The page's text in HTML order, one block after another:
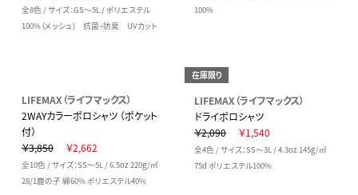
全8色 / サイズ：GS～5L / ポリエステル
100%（メッシュ) 抗菌・防臭 UVカット
100%
LIFEMAX（ライフマックス）
2WAYカラーポロシャツ （ポケット
付）
￥3,850
￥2,662
全10色 / サイズ：SS～5L / 6.5oz 220g/㎡
28/1鹿の子 綿60% ポリエステル40%
在庫限り
LIFEMAX（ライフマックス）
ドライポロシャツ
￥2,090
￥1,540
全4色 / サイズ：SS～3L / 4.3oz 145g/㎡
75d ポリエステル100%